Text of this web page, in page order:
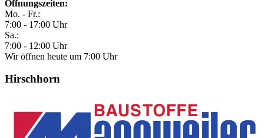
Öffnungszeiten:
Mo. - Fr.:
7:00 - 17:00 Uhr
Sa.:
7:00 - 12:00 Uhr
Wir öffnen heute um 7:00 Uhr
Hirschhorn